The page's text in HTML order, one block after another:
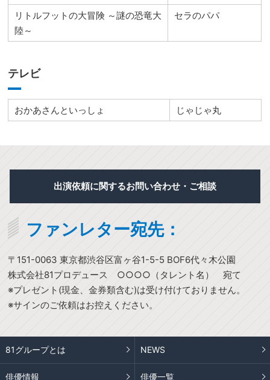
リトルフットの大冒険 ～謎の恐竜大
陸～
セラのパパ
テレビ
おかあさんといっしょ じゃじゃ丸
出演依頼に関するお問い合わせ・ご相談
ファンレター宛先：
〒151-0063 東京都渋谷区富ヶ谷1-5-5 BOF6代々木公園
株式会社81プロデュース ○○○○（タレント名） 宛て
※プレゼント(現金、金券類含む)は受け付けておりません。
※サインのご依頼はお控えください。
81グループとは NEWS
俳優情報 俳優一覧